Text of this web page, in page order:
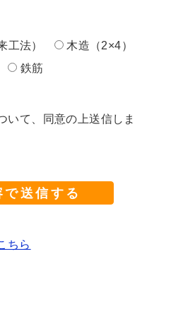
工法）
木造（2×4）
鉄筋
いて、同意の上送信しま
ちら